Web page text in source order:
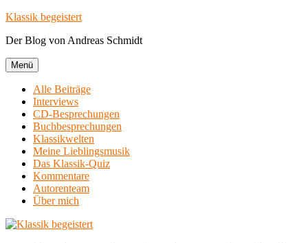
Zum
springen
Klassik begeistert
Der Blog von Andreas Schmidt
Menü
Alle Beiträge
Interviews
CD-Besprechungen
Buchbesprechungen
Klassikwelten
Meine Lieblingsmusik
Das Klassik-Quiz
Kommentare
Autorenteam
Über mich